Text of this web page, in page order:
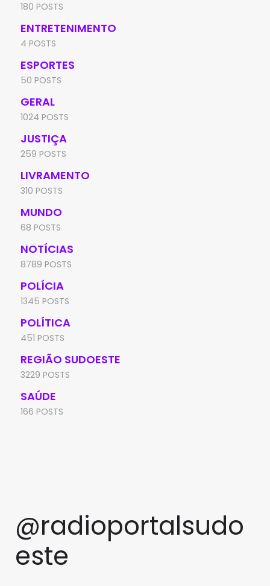
180 POSTS
ENTRETENIMENTO
4 POSTS
ESPORTES
50 POSTS
GERAL
1024 POSTS
JUSTIÇA
259 POSTS
LIVRAMENTO
310 POSTS
MUNDO
68 POSTS
NOTÍCIAS
8789 POSTS
POLÍCIA
1345 POSTS
POLÍTICA
451 POSTS
REGIÃO SUDOESTE
3229 POSTS
SAÚDE
166 POSTS
@radioportalsudo
este